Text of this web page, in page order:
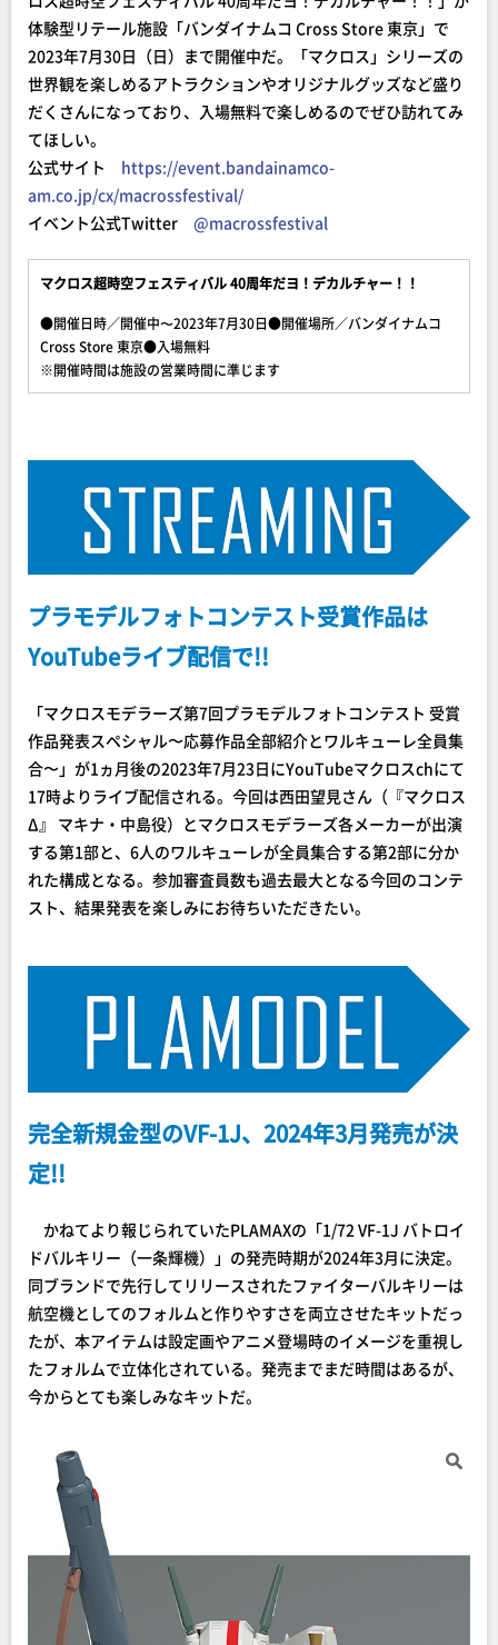
体験型リテール施設「バンダイナムコ Cross Store 東京」で
2023年7月30日（日）まで開催中だ。「マクロス」シリーズの
世界観を楽しめるアトラクションやオリジナルグッズなど盛り
だくさんになっており、入場無料で楽しめるのでぜひ訪れてみ
てほしい。
公式サイト https://event.bandainamco-
am.co.jp/cx/macrossfestival/
イベント公式Twitter @macrossfestival
マクロス超時空フェスティバル 40周年だヨ！デカルチャー！！
●開催日時／開催中〜2023年7月30日●開催場所／バンダイナムコ
Cross Store 東京●入場無料
※開催時間は施設の営業時間に準じます
プラモデルフォトコンテスト受賞作品は
YouTubeライブ配信で!!
「マクロスモデラーズ第7回プラモデルフォトコンテスト 受賞
作品発表スペシャル〜応募作品全部紹介とワルキューレ全員集
合〜」が1ヵ月後の2023年7月23日にYouTubeマクロスchにて
17時よりライブ配信される。今回は西田望見さん（『マクロス
Δ』 マキナ・中島役）とマクロスモデラーズ各メーカーが出演
する第1部と、6人のワルキューレが全員集合する第2部に分か
れた構成となる。参加審査員数も過去最大となる今回のコンテ
スト、結果発表を楽しみにお待ちいただきたい。
完全新規金型のVF-1J、2024年3月発売が決
定!!
かねてより報じられていたPLAMAXの「1/72 VF-1J バトロイ
ドバルキリー（一条輝機）」の発売時期が2024年3月に決定。
同ブランドで先行してリリースされたファイターバルキリーは
航空機としてのフォルムと作りやすさを両立させたキットだっ
たが、本アイテムは設定画やアニメ登場時のイメージを重視し
たフォルムで立体化されている。発売までまだ時間はあるが、
今からとても楽しみなキットだ。